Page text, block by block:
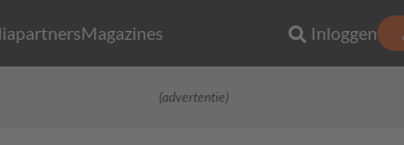
Magazines Inloggen
(advertentie)